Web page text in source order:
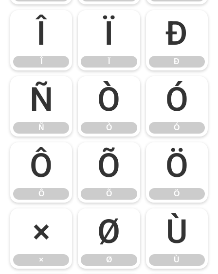
Î Ï Ð
Ð
Ñ
Ñ
Ò
Ò
Ó
Ó
Ô
Ô
Õ
Õ
Ö
Ö
×
×
Ø
Ø
Ù
Ù